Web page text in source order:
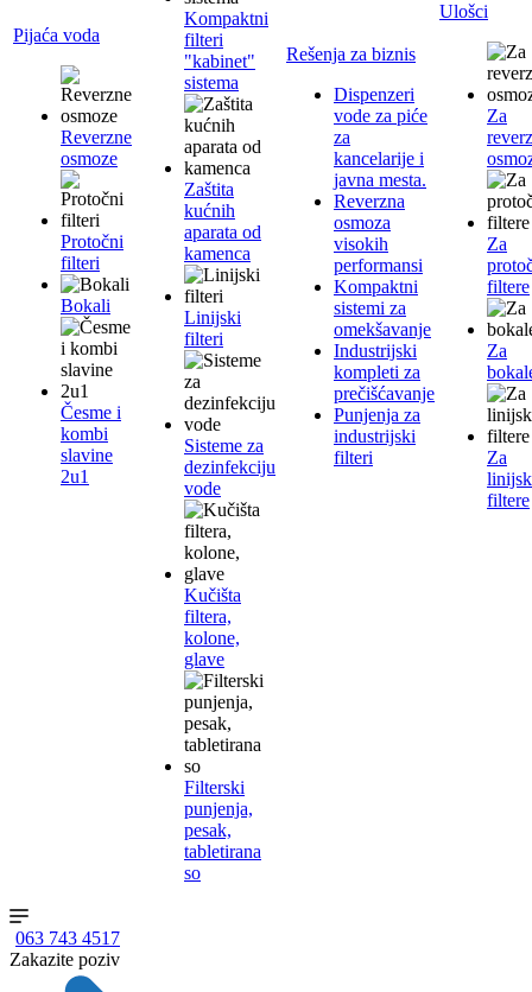
Pijaća voda
Reverzne
osmoze
Protočni
filteri
Bokali
Česme i
kombi
slavine
2u1
Kompaktni
filteri
"kabinet"
sistema
Zaštita
kućnih
aparata od
kamenca
Linijski
filteri
Sisteme za
dezinfekciju
vode
Kučišta
filtera,
kolone,
glave
Filterski
punjenja,
pesak,
tabletirana
so
Rešenja za biznis
Dispenzeri
vode za piće
za
kancelarije i
javna mesta.
Reverzna
osmoza
visokih
performansi
Kompaktni
sistemi za
omekšavanje
Industrijski
kompleti za
prečišćavanje
Punjenja za
industrijski
filteri
Ulošci
Za
Za
filtere
Za
Za
filtere
063 743 4517
Zakazite poziv